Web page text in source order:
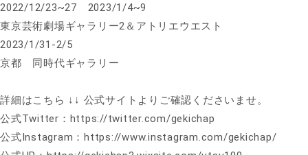
2022/12/23~27 2023/1/4~9
東京芸術劇場ギャラリー2＆アトリエウエスト
2023/1/31-2/5
​京都 同時代ギャラリー
詳細はこちら ↓↓ 公式サイトよりご確認くださいませ。
公式Twitter：https://twitter.com/gekichap
公式Instagram：https://www.instagram.com/gekichap/